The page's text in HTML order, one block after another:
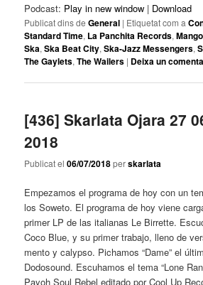
Podcast: Play in new window | Download
Publicat dins de General | Etiquetat com a
Standard Time, La Panchita Records,
Ska,Ska Beat City,Ska-Jazz Messengers,
The Gaylets,The Wailers | Deixa un
[436] Skarlata Ojara 27
2018
Publicat el06/07/2018perskarlata
Empezamos el programa de hoy con un
los Soweto. El programa de hoy viene
primer LP de las italianas Le Birrette.
Coco Blue, y su primer trabajo, lleno de
mento y calypso. Pichamos “Dame” el
Dodosound. Escuhamos el tema “Lone
Payoh Soul Rebel editado por Cool Up